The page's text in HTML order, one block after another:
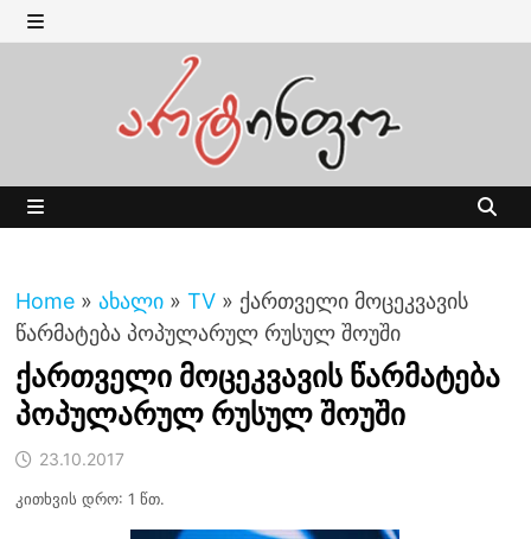
Skip
to MENU
Home » ახალი » TV » ქართველი მოცეკვავის
წარმატება პოპულარულ რუსულ შოუში
ქართველი მოცეკვავის წარმატება
პოპულარულ რუსულ შოუში
23.10.2017
კითხვის დრო: 1 წთ.